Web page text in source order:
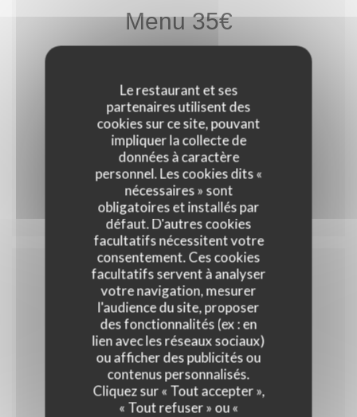
Le restaurant et ses
partenaires utilisent des
cookies sur ce site, pouvant
impliquer la collecte de
données à caractère
personnel. Les cookies dits «
nécessaires » sont
obligatoires et installés par
défaut. D'autres cookies
facultatifs nécessitent votre
consentement. Ces cookies
facultatifs servent à analyser
votre navigation, mesurer
l'audience du site, proposer
des fonctionnalités (ex : en
lien avec les réseaux sociaux)
ou afficher des publicités ou
contenus personnalisés.
Cliquez sur « Tout accepter »,
« Tout refuser » ou «
Menu 35€
35,00 EUR
Menu 35
Menu enfant
10,00 EUR